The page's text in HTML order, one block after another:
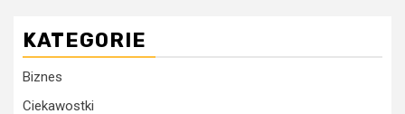
KATEGORIE
Biznes
Ciekawostki